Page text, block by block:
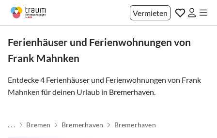
Vermieten
Ferienhäuser und Ferienwohnungen von
Frank Mahnken
Entdecke 4 Ferienhäuser und Ferienwohnungen von Frank
Mahnken für deinen Urlaub in Bremerhaven.
. . . Bremen Bremerhaven Bremerhaven